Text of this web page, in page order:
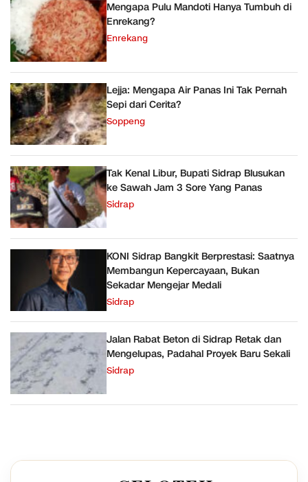
Mengapa Pulu Mandoti Hanya Tumbuh di
Enrekang?
Enrekang
Lejja: Mengapa Air Panas Ini Tak Pernah
Sepi dari Cerita?
Soppeng
Tak Kenal Libur, Bupati Sidrap Blusukan
ke Sawah Jam 3 Sore Yang Panas
Sidrap
KONI Sidrap Bangkit Berprestasi: Saatnya
Membangun Kepercayaan, Bukan
Sekadar Mengejar Medali
Sidrap
Jalan Rabat Beton di Sidrap Retak dan
Mengelupas, Padahal Proyek Baru Sekali
Sidrap